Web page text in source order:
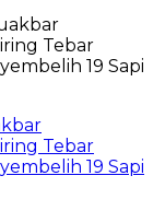
Tebar
19 Sapi